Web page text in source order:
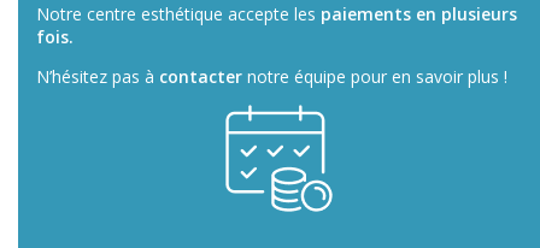
Notre centre esthétique accepte les paiements en plusieurs
fois.
N’hésitez pas à contacter notre équipe pour en savoir plus !